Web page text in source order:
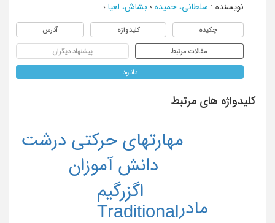
نویسنده : سلطانی، حمیده ؛ بشاش، لعیا ؛
چکیده کلیدواژه آدرس
مقالات مرتبط پیشنهاد دیگران
دانلود
کلیدواژه های مرتبط
Traditional
اگزرگیم
دانش آموزان
مادر
مهارتهای حرکتی درشت